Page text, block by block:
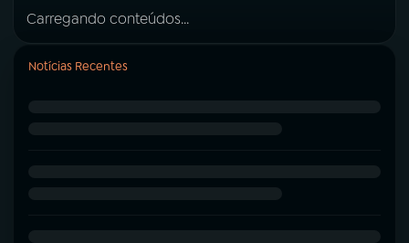
Carregando conteúdos...
Notícias Recentes